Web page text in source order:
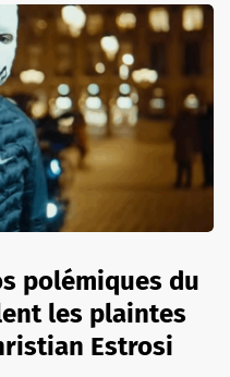
polémiques du
les plaintes
Estrosi